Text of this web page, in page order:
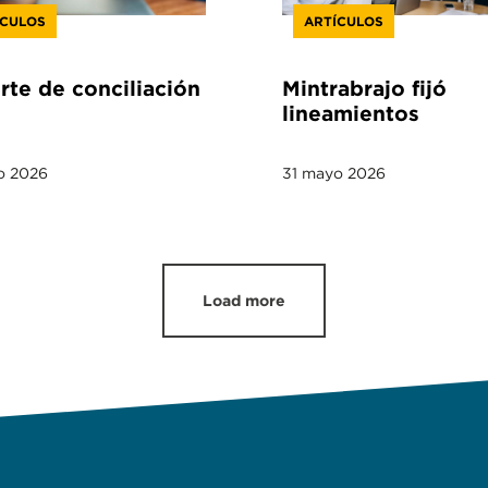
de conciliación
2026
ARTÍCULOS
Mintrabrajo fijó
lineamientos
31 mayo 2026
Load more